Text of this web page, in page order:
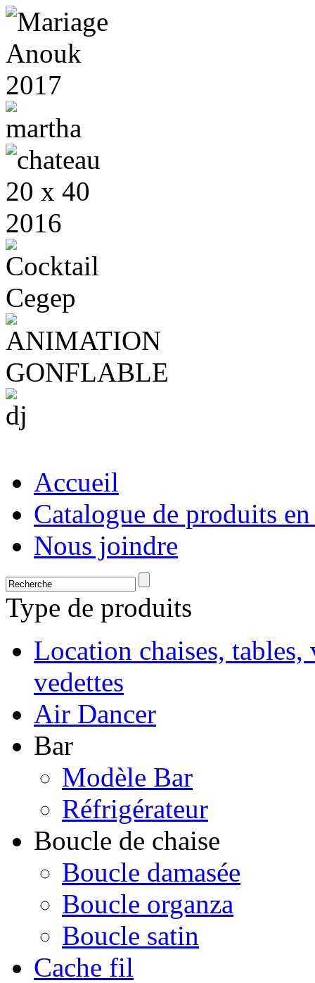
Accueil
Catalogue de produits
Nous joindre
Type de produits
Location chaises,
vedettes
Air Dancer
Bar
Modèle Bar
Réfrigérateur
Boucle de chaise
Boucle damasée
Boucle organza
Boucle satin
Cache fil